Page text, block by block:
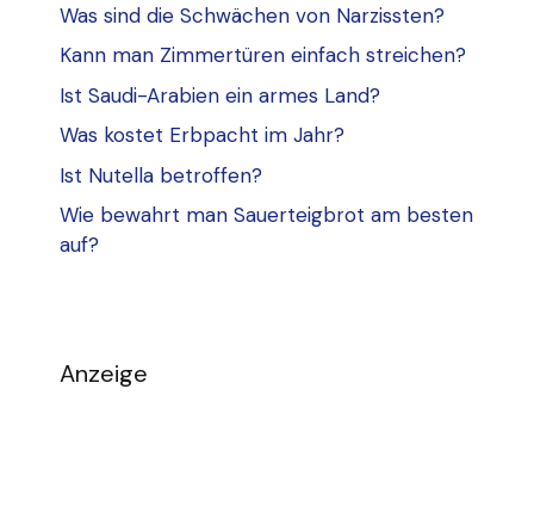
Was sind die Schwächen von Narzissten?
Kann man Zimmertüren einfach streichen?
Ist Saudi-Arabien ein armes Land?
Was kostet Erbpacht im Jahr?
Ist Nutella betroffen?
Wie bewahrt man Sauerteigbrot am besten
auf?
Anzeige